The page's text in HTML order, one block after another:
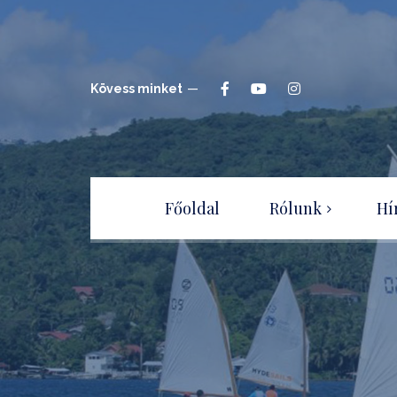
Kövess minket
Főoldal Rólunk
Hajóépítők Sportegyesület
Csatlakozz a
Sportegyesülethez!
Adatvédelmi irányelvek –
tájékoztató